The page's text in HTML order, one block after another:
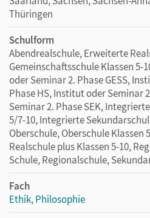
Thüringen
Schulform
Abendrealschule, Erweiterte
Gemeinschaftsschule Klassen
oder Seminar 2. Phase GESS,
Phase HS, Institut oder Seminar
Seminar 2. Phase SEK,
5/7-10, Integrierte
Oberschule, Oberschule Klassen
Realschule plus Klassen 5-10,
Schule, Regionalschule,
Fach
Ethik,Philosophie